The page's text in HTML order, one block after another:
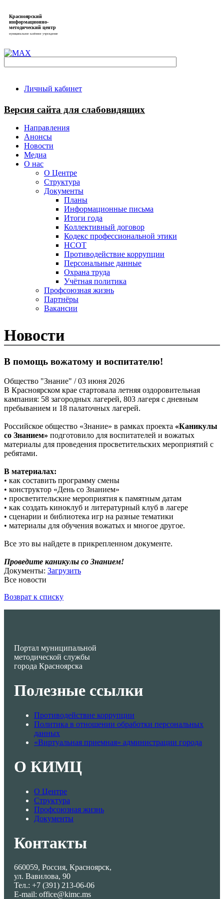
Красноярский
информационно-
методический центр
муниципальное казённое учреждение
Личный кабинет
Версия сайта для слабовидящих
Направления
Анонсы
Новости
Медиа
О нас
О Центре
Структура
Документы
Планы
Информационные письма
Итоги года
Коллективный договор
Кодекс профессиональной этики
НСОТ
Противодействие коррупции
Персональные данные
Охрана труда
Учётная политика
Профсоюзная жизнь
Партнёры
Вакансии
Новости
В помощь вожатому и воспитателю!
Общество "Знание" / 03 июня 2026
В Красноярском крае стартовала летняя оздоровительная
кампания: 58 загородных лагерей, 803 лагеря с дневным
пребыванием и 18 палаточных лагерей.
Российское общество «Знание» в рамках проекта «Каникулы
со Знанием» подготовило для воспитателей и вожатых
материалы для проведения просветительских мероприятий с
ребятами.
В материалах:
• как составить программу смены
• конструктор «День со Знанием»
• просветительские мероприятия к памятным датам
• как создать киноклуб и литературный клуб в лагере
• сценарии и библиотека игр на разные тематики
• материалы для обучения вожатых и многое другое.
Все это вы найдете в прикрепленном документе.
Проведите каникулы со Знанием!
Документы: Загрузить
Все новости
Возврат к списку
Портал муниципальной
методической службы
города Красноярска
Полезные ссылки
Противодействие коррупции
Политика в отношении обработки персональных
данных
«Виртуальная приемная» администрации города
О КИМЦ
О Центре
Структура
Профсоюзная жизнь
Документы
Контакты
660059, Россия, Красноярск,
ул. Вавилова, 90
Тел.: +7 (391) 213-06-06
E-mail: office@kimc.ms